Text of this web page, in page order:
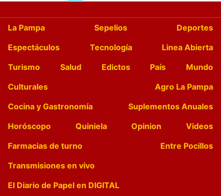
La Pampa Sepelios
Deportes
Espectáculos
Tecnología
Linea Abierta
Turismo
Salud Edictos País
Mundo
Culturales
Agro La Pampa
Cocina y Gastronomía
Suplementos Anuales
Horóscopo
Quiniela Opinion
Videos
Farmacias de turno
Entre Pocillos
Transmisiones en vivo
El Diario de Papel en DIGITAL